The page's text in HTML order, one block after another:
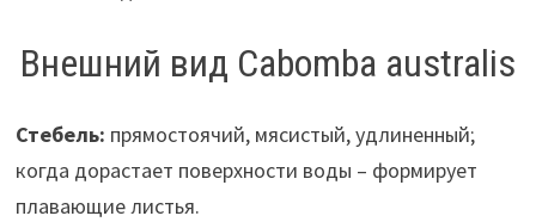
Внешний вид Cabomba australis
Стебель: прямостоячий, мясистый, удлиненный;
когда дорастает поверхности воды – формирует
плавающие листья.